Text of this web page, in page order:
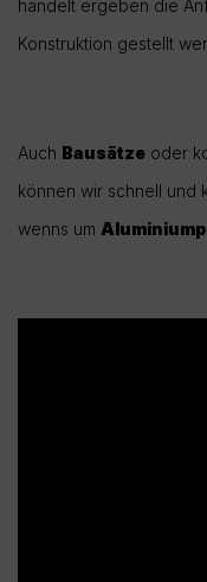
handelt ergeben die
Konstruktion gestellt
Auch Bausätze oder
können wir schnell und
wenns um